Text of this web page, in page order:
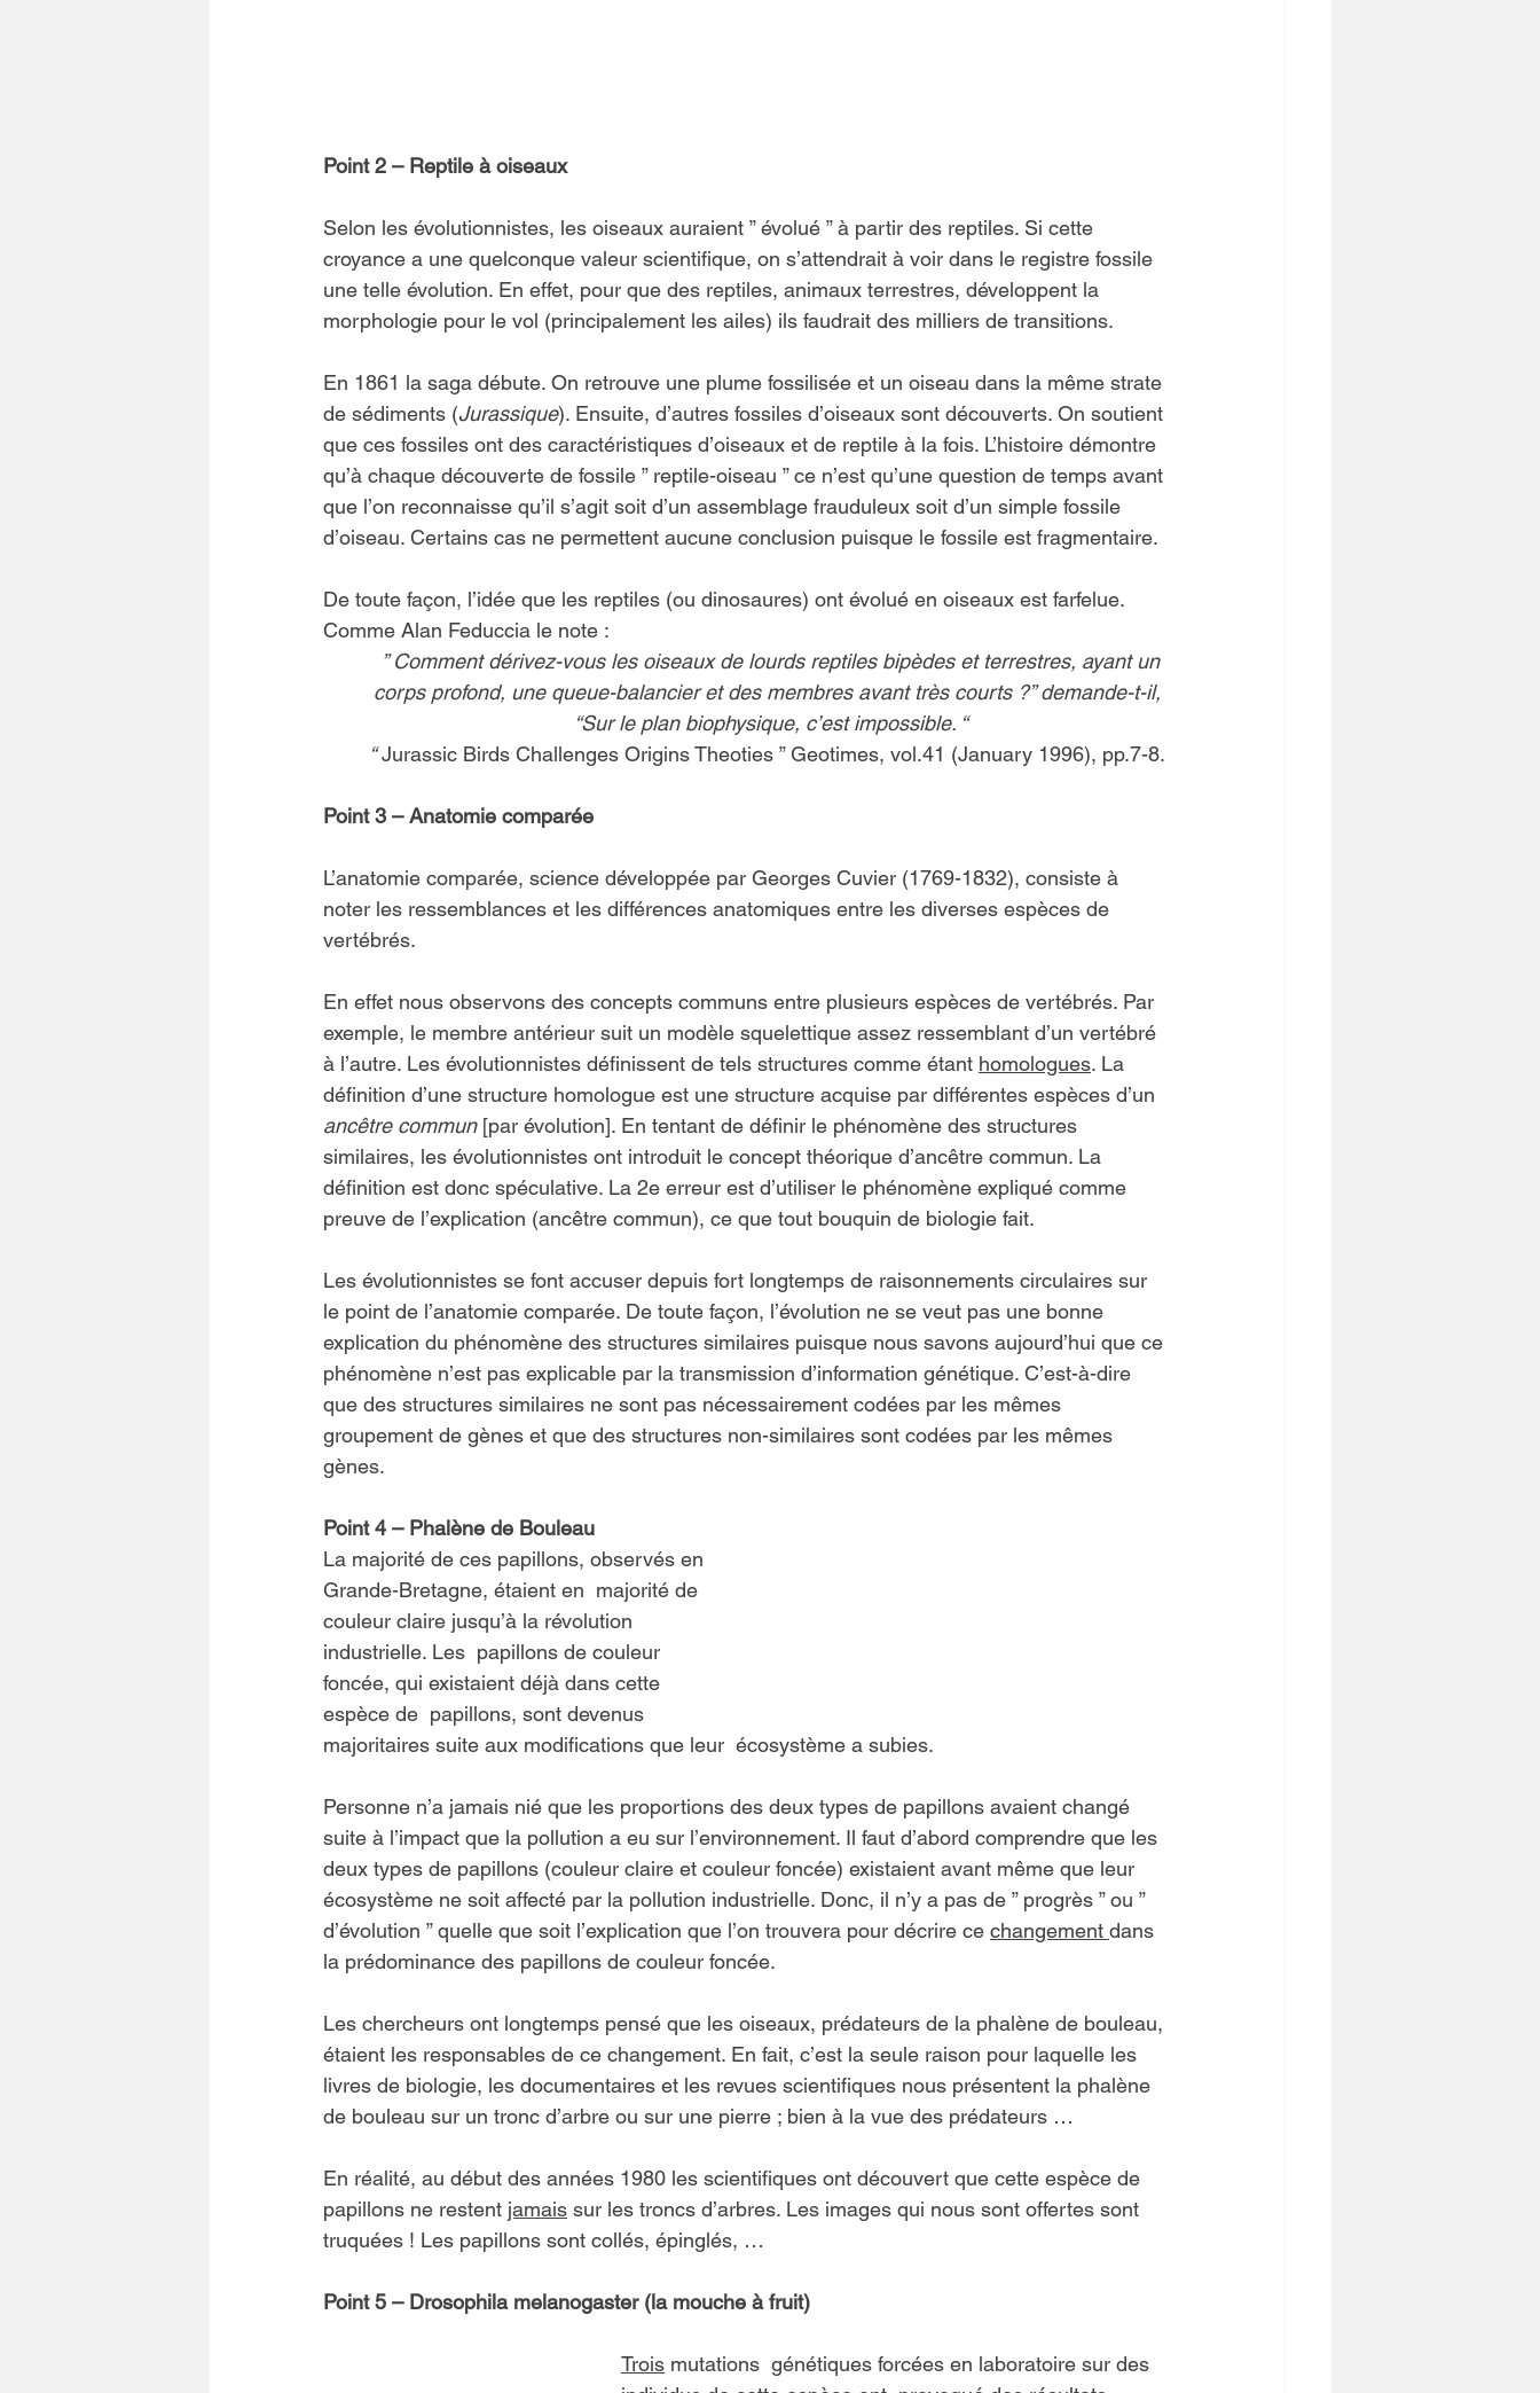
Point 2 – Reptile à oiseaux
Selon les évolutionnistes, les oiseaux auraient ” évolué ” à partir des reptiles. Si cette
croyance a une quelconque valeur scientifique, on s’attendrait à voir dans le registre fossile
une telle évolution. En effet, pour que des reptiles, animaux terrestres, développent la
morphologie pour le vol (principalement les ailes) ils faudrait des milliers de transitions.
En 1861 la saga débute. On retrouve une plume fossilisée et un oiseau dans la même strate
de sédiments (Jurassique). Ensuite, d’autres fossiles d’oiseaux sont découverts. On soutient
que ces fossiles ont des caractéristiques d’oiseaux et de reptile à la fois. L’histoire démontre
qu’à chaque découverte de fossile ” reptile-oiseau ” ce n’est qu’une question de temps avant
que l’on reconnaisse qu’il s’agit soit d’un assemblage frauduleux soit d’un simple fossile
d’oiseau. Certains cas ne permettent aucune conclusion puisque le fossile est fragmentaire.
De toute façon, l’idée que les reptiles (ou dinosaures) ont évolué en oiseaux est farfelue.
Comme Alan Feduccia le note :
” Comment dérivez-vous les oiseaux de lourds reptiles bipèdes et terrestres, ayant un
corps profond, une queue-balancier et des membres avant très courts ?” demande-t-il,
“Sur le plan biophysique, c’est impossible. “
“ Jurassic Birds Challenges Origins Theoties ” Geotimes, vol.41 (January 1996), pp.7-8.
Point 3 – Anatomie comparée
L’anatomie comparée, science développée par Georges Cuvier (1769-1832), consiste à
noter les ressemblances et les différences anatomiques entre les diverses espèces de
vertébrés.
En effet nous observons des concepts communs entre plusieurs espèces de vertébrés. Par
exemple, le membre antérieur suit un modèle squelettique assez ressemblant d’un vertébré
à l’autre. Les évolutionnistes définissent de tels structures comme étant homologues. La
définition d’une structure homologue est une structure acquise par différentes espèces d’un
ancêtre commun [par évolution]. En tentant de définir le phénomène des structures
similaires, les évolutionnistes ont introduit le concept théorique d’ancêtre commun. La
définition est donc spéculative. La 2e erreur est d’utiliser le phénomène expliqué comme
preuve de l’explication (ancêtre commun), ce que tout bouquin de biologie fait.
Les évolutionnistes se font accuser depuis fort longtemps de raisonnements circulaires sur
le point de l’anatomie comparée. De toute façon, l’évolution ne se veut pas une bonne
explication du phénomène des structures similaires puisque nous savons aujourd’hui que ce
phénomène n’est pas explicable par la transmission d’information génétique. C’est-à-dire
que des structures similaires ne sont pas nécessairement codées par les mêmes
groupement de gènes et que des structures non-similaires sont codées par les mêmes
gènes.
Point 4 – Phalène de Bouleau
La majorité de ces papillons, observés en
Grande-Bretagne, étaient en  majorité de
couleur claire jusqu’à la révolution
industrielle. Les  papillons de couleur
foncée, qui existaient déjà dans cette
espèce de  papillons, sont devenus
majoritaires suite aux modifications que leur  écosystème a subies.
Personne n’a jamais nié que les proportions des deux types de papillons avaient changé
suite à l’impact que la pollution a eu sur l’environnement. Il faut d’abord comprendre que les
deux types de papillons (couleur claire et couleur foncée) existaient avant même que leur
écosystème ne soit affecté par la pollution industrielle. Donc, il n’y a pas de ” progrès ” ou ”
d’évolution ” quelle que soit l’explication que l’on trouvera pour décrire ce changement dans
la prédominance des papillons de couleur foncée.
Les chercheurs ont longtemps pensé que les oiseaux, prédateurs de la phalène de bouleau,
étaient les responsables de ce changement. En fait, c’est la seule raison pour laquelle les
livres de biologie, les documentaires et les revues scientifiques nous présentent la phalène
de bouleau sur un tronc d’arbre ou sur une pierre ; bien à la vue des prédateurs …
En réalité, au début des années 1980 les scientifiques ont découvert que cette espèce de
papillons ne restent jamais sur les troncs d’arbres. Les images qui nous sont offertes sont
truquées ! Les papillons sont collés, épinglés, …
Point 5 – Drosophila melanogaster (la mouche à fruit)
Trois mutations  génétiques forcées en laboratoire sur des